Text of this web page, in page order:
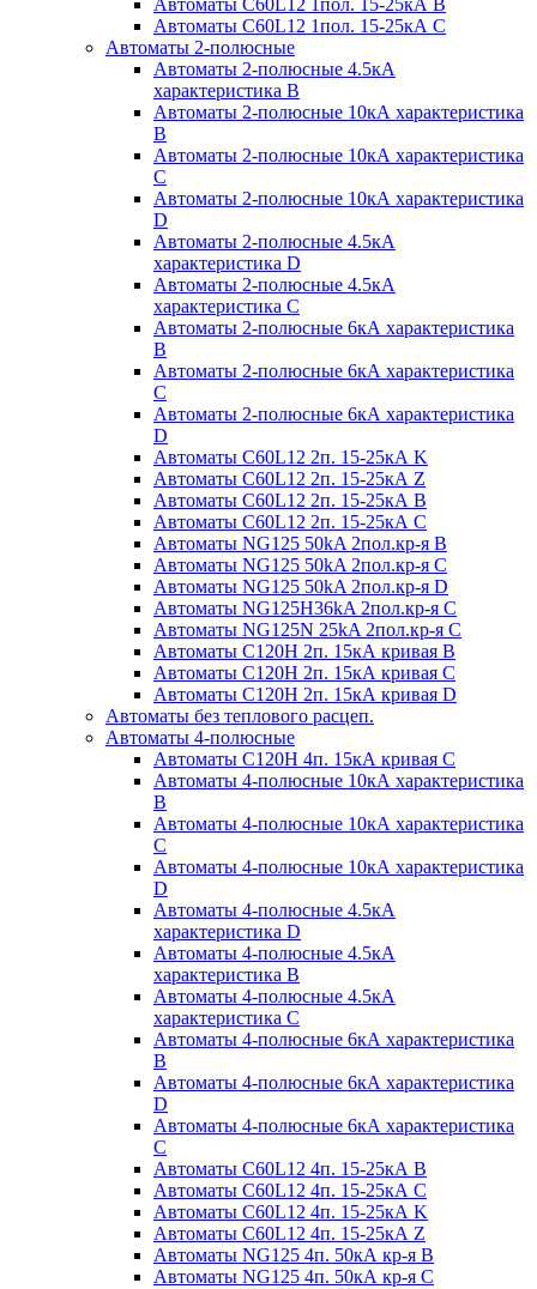
Автоматы С60L12 1пол. 15-25кА С
Автоматы 2-полюсные
Автоматы 2-полюсные 4.5кА
характеристика В
Автоматы 2-полюсные 10кА характеристика
B
Автоматы 2-полюсные 10кА характеристика
C
Автоматы 2-полюсные 10кА характеристика
D
Автоматы 2-полюсные 4.5кА
характеристика D
Автоматы 2-полюсные 4.5кА
характеристика С
Автоматы 2-полюсные 6кА характеристика
B
Автоматы 2-полюсные 6кА характеристика
C
Автоматы 2-полюсные 6кА характеристика
D
Автоматы C60L12 2п. 15-25кА K
Автоматы C60L12 2п. 15-25кА Z
Автоматы C60L12 2п. 15-25кА B
Автоматы C60L12 2п. 15-25кА C
Автоматы NG125 50kA 2пол.кр-я B
Автоматы NG125 50kA 2пол.кр-я C
Автоматы NG125 50kA 2пол.кр-я D
Автоматы NG125H36kA 2пол.кр-я C
Автоматы NG125N 25kA 2пол.кр-я C
Автоматы С120H 2п. 15кА кривая B
Автоматы С120H 2п. 15кА кривая C
Автоматы С120H 2п. 15кА кривая D
Автоматы без теплового расцеп.
Автоматы 4-полюсные
Автоматы С120H 4п. 15кА кривая C
Автоматы 4-полюсные 10кА характеристика
B
Автоматы 4-полюсные 10кА характеристика
C
Автоматы 4-полюсные 10кА характеристика
D
Автоматы 4-полюсные 4.5кА
характеристика D
Автоматы 4-полюсные 4.5кА
характеристика В
Автоматы 4-полюсные 4.5кА
характеристика С
Автоматы 4-полюсные 6кА характеристика
B
Автоматы 4-полюсные 6кА характеристика
D
Автоматы 4-полюсные 6кА характеристика
С
Автоматы C60L12 4п. 15-25кА B
Автоматы C60L12 4п. 15-25кА C
Автоматы C60L12 4п. 15-25кА K
Автоматы C60L12 4п. 15-25кА Z
Автоматы NG125 4п. 50кА кр-я B
Автоматы NG125 4п. 50кА кр-я C